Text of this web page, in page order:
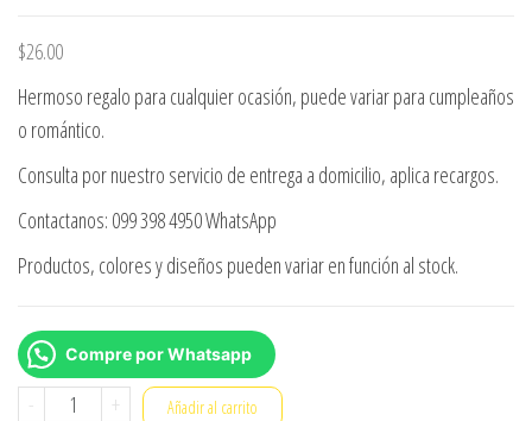
$26.00
Hermoso regalo para cualquier ocasión, puede variar para cumpleaños
o romántico.
Consulta por nuestro servicio de entrega a domicilio, aplica recargos.
Contactanos: 099 398 4950 WhatsApp
Productos, colores y diseños pueden variar en función al stock.
Compre por Whatsapp
-
Arreglo
+ Añadir al carrito